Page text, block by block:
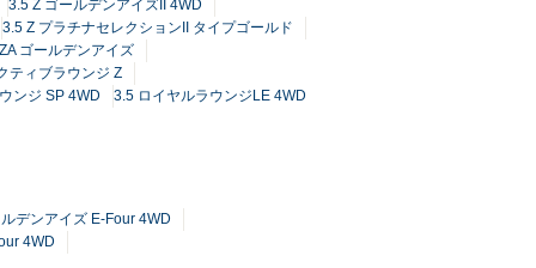
3.5 Z ゴールデンアイズII 4WD
3.5 Z プラチナセレクションII タイプゴールド
ゴールデンアイズ
ティブラウンジ Z
ンジ SP 4WD
3.5 ロイヤルラウンジLE 4WD
デンアイズ E-Four 4WD
4WD